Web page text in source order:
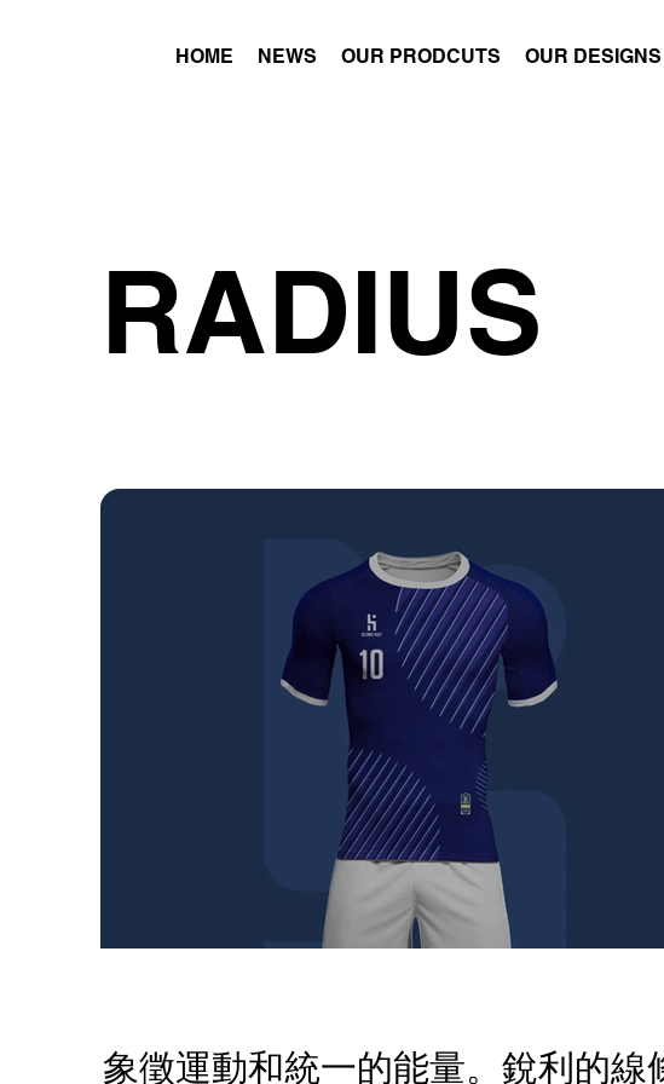
HOME NEWS OUR PRODCUTS OUR DESIGNS
RADIUS
象徵運動和統一的能量。銳利的